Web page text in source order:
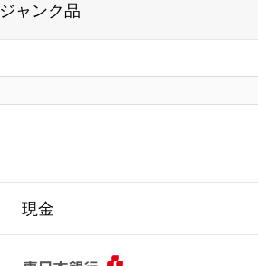
ジャンク品
現金